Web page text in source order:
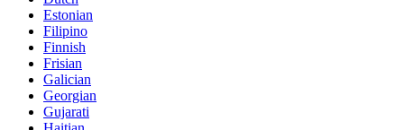
Estonian
Filipino
Finnish
Frisian
Galician
Georgian
Gujarati